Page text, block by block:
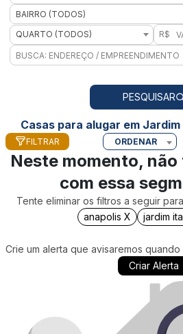
BAIRRO (TODOS)
QUARTO (TODOS)
R$
PESQUISAR
Casas para alugar em
FILTRAR ORDENAR
Neste momento,
com essa
Tente eliminar os filtros a seguir
anapolis X
jardim
Crie um alerta que avisaremos
Criar Alerta